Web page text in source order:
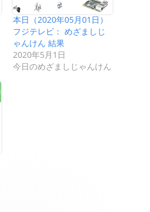
本日（2020年05月01日）
フジテレビ： めざましじ
ゃんけん 結果
2020年5月1日
今日のめざましじゃんけん